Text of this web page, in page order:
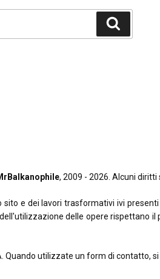
, 2009 - 2026. Alcuni diritti
sito e dei lavori trasformativi ivi
delle opere rispettano il
Quando utilizzate un form di contatto,